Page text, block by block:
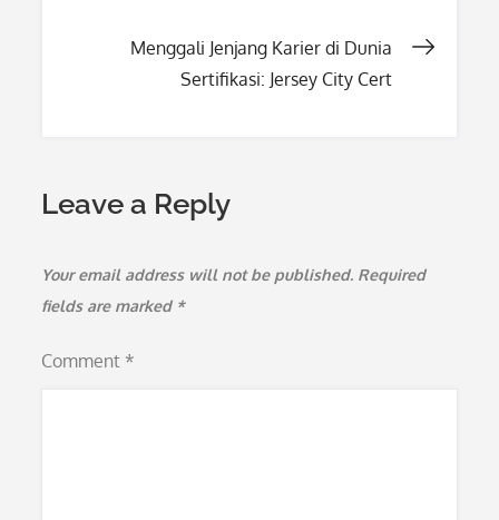
Menggali Jenjang Karier di Dunia
Sertifikasi: Jersey City Cert
Leave a Reply
Your email address will not be published. Required
fields are marked *
Comment *